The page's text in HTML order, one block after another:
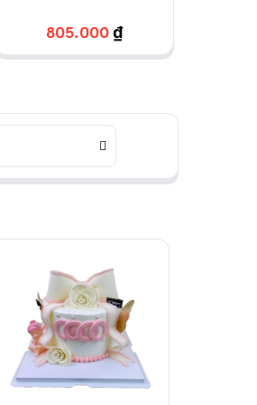
vẽ chibi dành
cho các bé
805.000₫
805.000₫